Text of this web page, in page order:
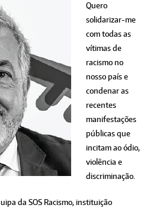
Quero
solidarizar-me
com todas as
vítimas de
racismo no
nosso país e
condenar as
recentes
manifestações
públicas que
incitam ao ódio,
violência e
discriminação.
da SOS Racismo, instituição